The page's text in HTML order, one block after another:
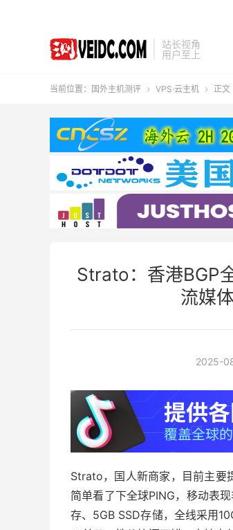
站长视角
用户至上
当前位置： 国外主机测评  VPS·云主机  正文
Strato：香港BGP
流媒
2025-
Strato，国人新商家，目前主要
简单看了下全球PING，移动表
存、5GB SSD存储，全线采用